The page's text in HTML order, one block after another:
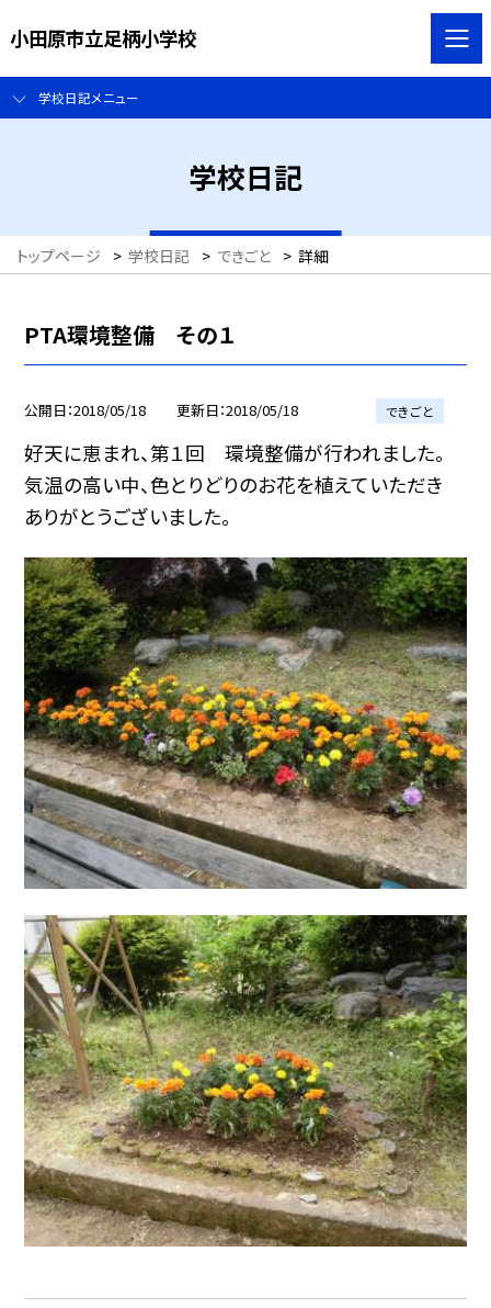
小田原市立足柄小学校
学校日記メニュー
学校日記
トップページ > 学校日記 > できごと > 詳細
PTA環境整備 その１
公開日 2018/05/18 更新日 2018/05/18 できごと
好天に恵まれ、第１回 環境整備が行われました。
気温の高い中、色とりどりのお花を植えていただき
ありがとうございました。